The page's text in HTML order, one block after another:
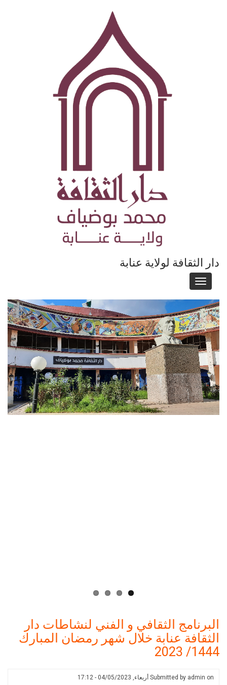
لولاية عنابة
الثقافي و الفني لنشاطات دار
عنابة خلال شهر رمضان المبارك
Submitted أربعاء, 04/05/2023 - 17:12